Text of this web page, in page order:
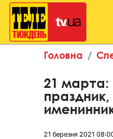
Головна
21 марта:
21 березня 2021